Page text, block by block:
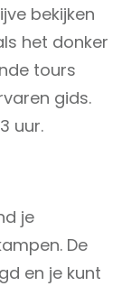
bekijken
het donker
tours
gids.
uur.
je
De
en je kunt